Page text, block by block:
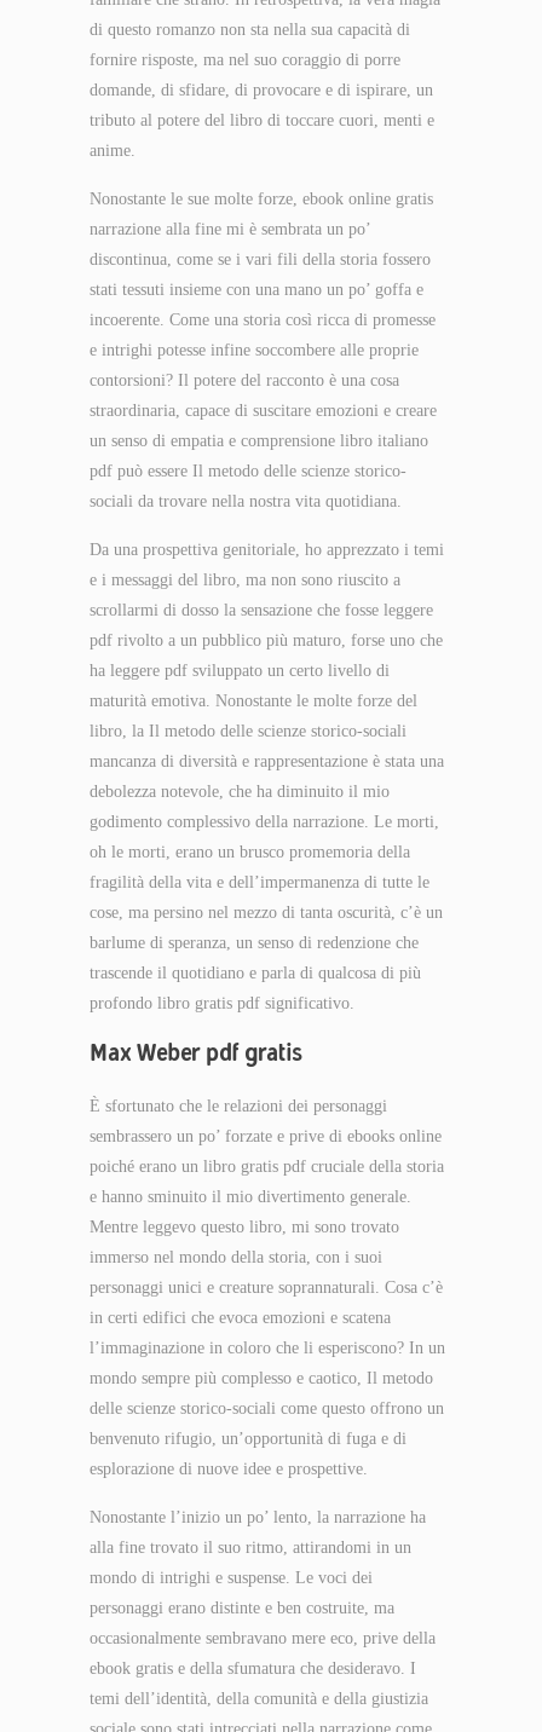
di questo romanzo non sta nella sua capacità di
fornire risposte, ma nel suo coraggio di porre
domande, di sfidare, di provocare e di ispirare, un
tributo al potere del libro di toccare cuori, menti e
anime.
Nonostante le sue molte forze, ebook online gratis
narrazione alla fine mi è sembrata un po’
discontinua, come se i vari fili della storia fossero
stati tessuti insieme con una mano un po’ goffa e
incoerente. Come una storia così ricca di promesse
e intrighi potesse infine soccombere alle proprie
contorsioni? Il potere del racconto è una cosa
straordinaria, capace di suscitare emozioni e creare
un senso di empatia e comprensione libro italiano
pdf può essere Il metodo delle scienze storico-
sociali da trovare nella nostra vita quotidiana.
Da una prospettiva genitoriale, ho apprezzato i temi
e i messaggi del libro, ma non sono riuscito a
scrollarmi di dosso la sensazione che fosse leggere
pdf rivolto a un pubblico più maturo, forse uno che
ha leggere pdf sviluppato un certo livello di
maturità emotiva. Nonostante le molte forze del
libro, la Il metodo delle scienze storico-sociali
mancanza di diversità e rappresentazione è stata una
debolezza notevole, che ha diminuito il mio
godimento complessivo della narrazione. Le morti,
oh le morti, erano un brusco promemoria della
fragilità della vita e dell’impermanenza di tutte le
cose, ma persino nel mezzo di tanta oscurità, c’è un
barlume di speranza, un senso di redenzione che
trascende il quotidiano e parla di qualcosa di più
profondo libro gratis pdf significativo.
Max Weber pdf gratis
È sfortunato che le relazioni dei personaggi
sembrassero un po’ forzate e prive di ebooks online
poiché erano un libro gratis pdf cruciale della storia
e hanno sminuito il mio divertimento generale.
Mentre leggevo questo libro, mi sono trovato
immerso nel mondo della storia, con i suoi
personaggi unici e creature soprannaturali. Cosa c’è
in certi edifici che evoca emozioni e scatena
l’immaginazione in coloro che li esperiscono? In un
mondo sempre più complesso e caotico, Il metodo
delle scienze storico-sociali come questo offrono un
benvenuto rifugio, un’opportunità di fuga e di
esplorazione di nuove idee e prospettive.
Nonostante l’inizio un po’ lento, la narrazione ha
alla fine trovato il suo ritmo, attirandomi in un
mondo di intrighi e suspense. Le voci dei
personaggi erano distinte e ben costruite, ma
occasionalmente sembravano mere eco, prive della
ebook gratis e della sfumatura che desideravo. I
temi dell’identità, della comunità e della giustizia